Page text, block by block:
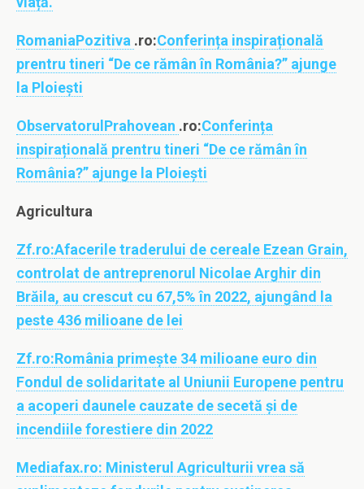
RomaniaPozitiva .ro:Conferința inspirațională
prentru tineri “De ce rămân în România?” ajunge
la Ploiești
ObservatorulPrahovean .ro:Conferința
inspirațională prentru tineri “De ce rămân în
România?” ajunge la Ploiești
Agricultura
Zf.ro:Afacerile traderului de cereale Ezean Grain,
controlat de antreprenorul Nicolae Arghir din
Brăila, au crescut cu 67,5% în 2022, ajungând la
peste 436 milioane de lei
Zf.ro:România primeşte 34 milioane euro din
Fondul de solidaritate al Uniunii Europene pentru
a acoperi daunele cauzate de secetă şi de
incendiile forestiere din 2022
Mediafax.ro: Ministerul Agriculturii vrea să